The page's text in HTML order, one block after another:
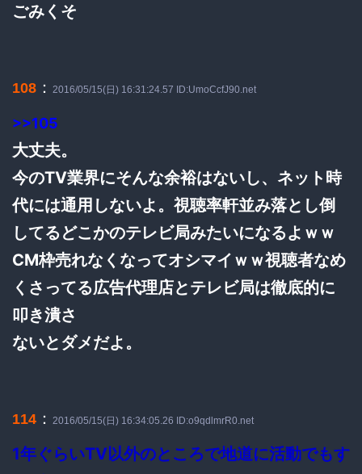
ごみくそ
108 ： 2016/05/15(日) 16:31:24.57 ID:UmoCcfJ90.net
>>105
大丈夫。
今のTV業界にそんな余裕はないし、ネット時
代には通用しないよ。視聴率軒並み落とし倒
してるどこかのテレビ局みたいになるよｗｗ
CM枠売れなくなってオシマイｗｗ視聴者なめ
くさってる広告代理店とテレビ局は徹底的に
叩き潰さ
ないとダメだよ。
114 ： 2016/05/15(日) 16:34:05.26 ID:o9qdlmrR0.net
1年ぐらいTV以外のところで地道に活動でもす